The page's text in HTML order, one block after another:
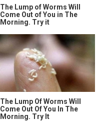
The Lump of Worms Will
Come Out of You in The
Morning. Try it
The Lump Of Worms Will
Come Out Of You In The
Morning. Try It